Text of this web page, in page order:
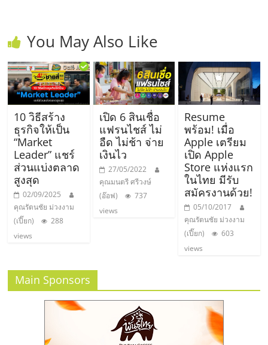
You May Also Like
10 วิธีสร้าง
ธุรกิจให้เป็น
“Market
Leader” แชร์
ส่วนแบ่งตลาด
สูงสุด
02/09/2025
คุณรัตนชัย ม่วงงาม
(เปี๊ยก)
288
views
เปิด 6 สินเชื่อ
แฟรนไชส์ ไม่
อืด ไม่ช้า จ่าย
เงินไว
27/05/2022
คุณมนตรี ศรีวงษ์
(อ๊อฟ)
737
views
Resume
พร้อม! เมื่อ
Apple เตรียม
เปิด Apple
Store แห่งแรก
ในไทย มีรับ
สมัครงานด้วย!
05/10/2017
คุณรัตนชัย ม่วงงาม
(เปี๊ยก)
603
views
Main Sponsors